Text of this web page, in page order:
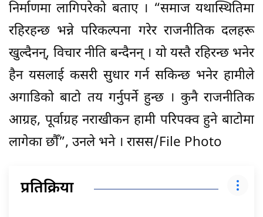
निर्माणमा लागिपरेको बताए । “समाज यथास्थितिमा
रहिरहन्छ भन्ने परिकल्पना गरेर राजनीतिक दलहरू
खुल्दैनन्, विचार नीति बन्दैनन् । यो यस्तै रहिरन्छ भनेर
हैन यसलाई कसरी सुधार गर्न सकिन्छ भनेर हामीले
अगाडिको बाटो तय गर्नुपर्ने हुन्छ । कुनै राजनीतिक
आग्रह, पूर्वाग्रह नराखीकन हामी परिपक्व हुने बाटोमा
लागेका छौँ”, उनले भने । रासस/File Photo
प्रतिक्रिया